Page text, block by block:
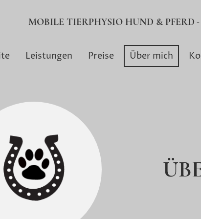
MOBILE TIERPHYSIO HUND & PFERD -
Leistungen Preise Über mich